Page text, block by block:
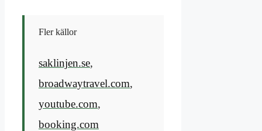
Fler källor
saklinjen.se,
broadwaytravel.com,
youtube.com,
booking.com